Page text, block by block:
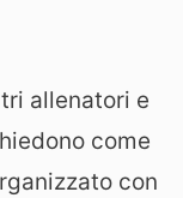
allenatori e
come
con